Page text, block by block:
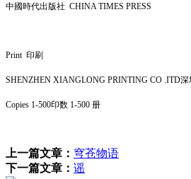
中國時代出版社 CHINA TIMES PRESS
Print 印刷
SHENZHEN XIANGLONG PRINTING CO .ITD
Copies 1-500印数 1-500 册
上一篇文章： 穹苍物语
下一篇文章： 谣